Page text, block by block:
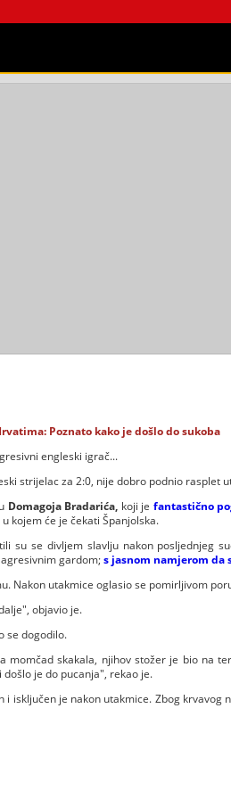
Poznato kako je došlo do sukoba
engleski igrač...
strijelac za 2:0, nije dobro podnio rasplet
Domagoja Bradarića, koji je fantastično
kojem će je čekati Španjolska.
su se divljem slavlju nakon posljednjeg
gardom;s jasnom namjerom da
Nakon utakmice oglasio se pomirljivom
objavio je.
se dogodilo.
momčad skakala, njihov stožer je bio na
je do pucanja", rekao je.
i isključen je nakon utakmice. Zbog